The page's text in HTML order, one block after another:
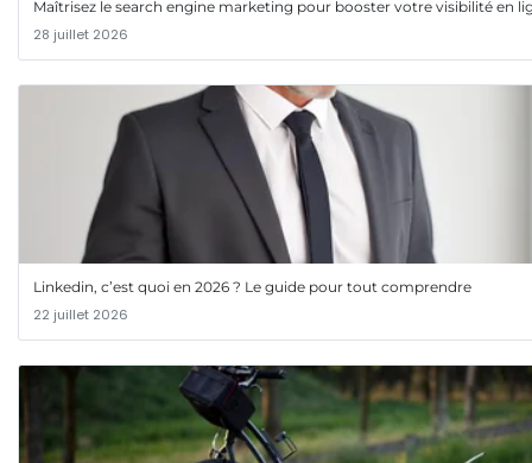
Maîtrisez le search engine marketing pour booster votre visibilité en
28 juillet 2026
Linkedin, c’est quoi en 2026 ? Le guide pour tout comprendre
22 juillet 2026